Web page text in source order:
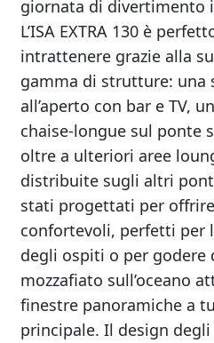
giornata di divertimento
L’ISA EXTRA 130 è
intrattenere grazie alla
gamma di strutture: una
all’aperto con bar e TV,
chaise-longue sul ponte
oltre a ulteriori aree
distribuite sugli altri
stati progettati per
confortevoli, perfetti per
degli ospiti o per godere
mozzafiato sull’oceano
finestre panoramiche a
principale. Il design